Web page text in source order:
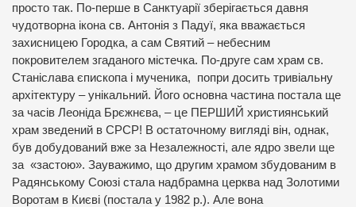
просто так. По-перше в Санктуарії зберігається давня
чудотворна ікона св. Антонія з Падуї, яка вважається
захисницею Городка, а сам Святий – небесним
покровителем згаданого містечка. По-друге сам храм св.
Станіслава єпископа і мученика, попри досить тривіальну
архітектуру – унікальний. Його основна частина постала ще
за часів Леоніда Брєжнєва, – це ПЕРШИЙ християнський
храм зведений в СРСР! В остаточному вигляді він, однак,
був добудований вже за Незалежності, але ядро звели ще
за «застою». Зауважимо, що другим храмом збудованим в
Радянському Союзі стала надбрамна церква над Золотими
Воротам в Києві (постала у 1982 р.). Але вона